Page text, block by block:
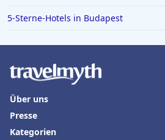
5-Sterne-Hotels in Budapest
Über uns
Presse
Kategorien